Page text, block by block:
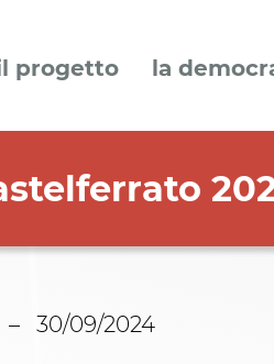
progetto la
30/09/2024